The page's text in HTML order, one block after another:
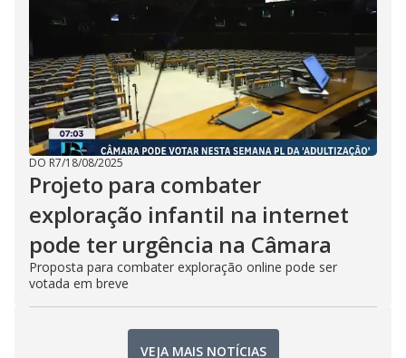
DO R7/18/08/2025
Projeto para combater
exploração infantil na internet
pode ter urgência na Câmara
Proposta para combater exploração online pode ser
votada em breve
VEJA MAIS NOTÍCIAS